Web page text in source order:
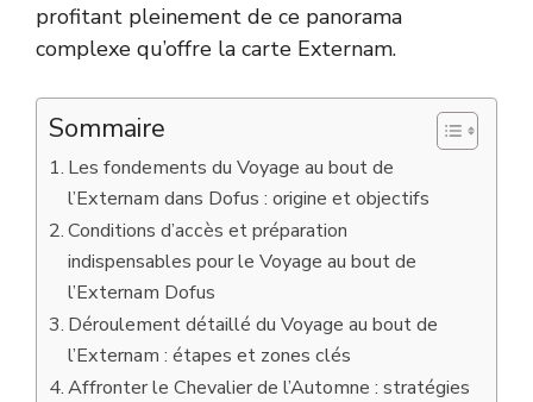
profitant pleinement de ce panorama
complexe qu’offre la carte Externam.
Sommaire
Les fondements du Voyage au bout de
l’Externam dans Dofus : origine et objectifs
Conditions d’accès et préparation
indispensables pour le Voyage au bout de
l’Externam Dofus
Déroulement détaillé du Voyage au bout de
l’Externam : étapes et zones clés
Affronter le Chevalier de l’Automne : stratégies